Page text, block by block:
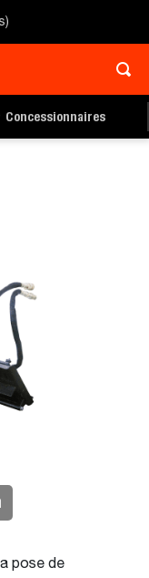
Concessionnaires
pose de